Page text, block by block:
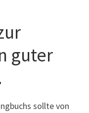
guter
sollte von